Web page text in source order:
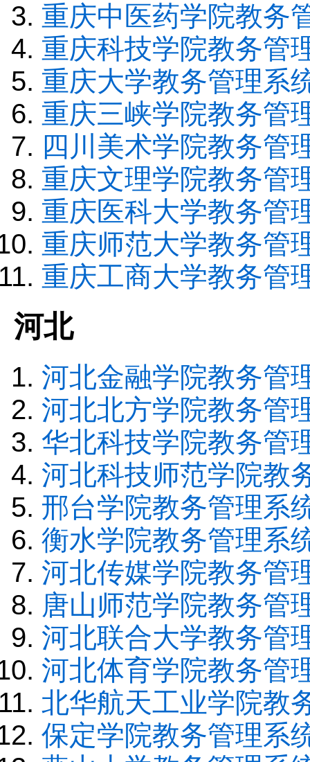
重庆中医药学院教务
重庆科技学院教务管
重庆大学教务管理系
重庆三峡学院教务管
四川美术学院教务管
重庆文理学院教务管
重庆医科大学教务管
重庆师范大学教务管
重庆工商大学教务管
河北
河北金融学院教务管
河北北方学院教务管
华北科技学院教务管
河北科技师范学院教
邢台学院教务管理系
衡水学院教务管理系
河北传媒学院教务管
唐山师范学院教务管
河北联合大学教务管
河北体育学院教务管
北华航天工业学院教
保定学院教务管理系